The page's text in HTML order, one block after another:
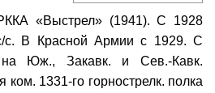
«Выстрел» (1941). С 1928
с. В Красной Армии с 1929. С
Юж., Закавк. и Сев.-Кавк.
1331-го горнострелк. полка